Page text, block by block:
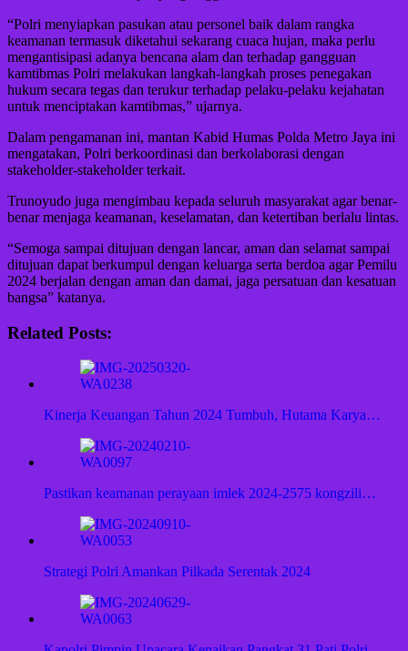
“Polri menyiapkan pasukan atau personel baik dalam rangka
keamanan termasuk diketahui sekarang cuaca hujan, maka perlu
mengantisipasi adanya bencana alam dan terhadap gangguan
kamtibmas Polri melakukan langkah-langkah proses penegakan
hukum secara tegas dan terukur terhadap pelaku-pelaku kejahatan
untuk menciptakan kamtibmas,” ujarnya.
Dalam pengamanan ini, mantan Kabid Humas Polda Metro Jaya ini
mengatakan, Polri berkoordinasi dan berkolaborasi dengan
stakeholder-stakeholder terkait.
Trunoyudo juga mengimbau kepada seluruh masyarakat agar benar-
benar menjaga keamanan, keselamatan, dan ketertiban berlalu lintas.
“Semoga sampai ditujuan dengan lancar, aman dan selamat sampai
ditujuan dapat berkumpul dengan keluarga serta berdoa agar Pemilu
2024 berjalan dengan aman dan damai, jaga persatuan dan kesatuan
bangsa” katanya.
Related Posts:
Kinerja Keuangan Tahun 2024 Tumbuh, Hutama Karya…
Pastikan keamanan perayaan imlek 2024-2575 kongzili…
Strategi Polri Amankan Pilkada Serentak 2024